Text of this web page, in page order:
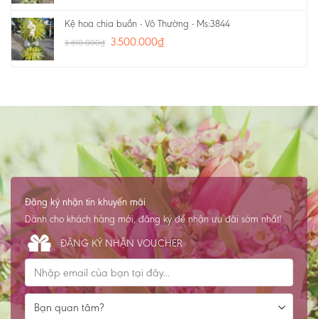
Kệ hoa chia buồn - Vô Thường - Ms:3844
3.810.000₫ 3.500.000₫
Đăng ký nhận tin khuyến mãi
Dành cho khách hàng mới, đăng ký để nhận ưu đãi sớm nhất!
ĐĂNG KÝ NHẬN VOUCHER